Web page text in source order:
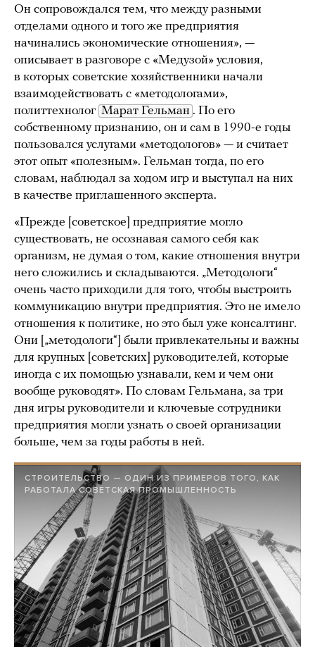
Он сопровождался тем, что между разными
отделами одного и того же предприятия
начинались экономические отношения», —
описывает в разговоре с «Медузой» условия,
в которых советские хозяйственники начали
взаимодействовать с «методологами»,
политтехнолог Марат Гельман . По его
собственному признанию, он и сам в 1990-е годы
пользовался услугами «методологов» — и считает
этот опыт «полезным». Гельман тогда, по его
словам, наблюдал за ходом игр и выступал на них
в качестве приглашенного эксперта.
«Прежде [советское] предприятие могло
существовать, не осознавая самого себя как
организм, не думая о том, какие отношения внутри
него сложились и складываются. „Методологи“
очень часто приходили для того, чтобы выстроить
коммуникацию внутри предприятия. Это не имело
отношения к политике, но это был уже консалтинг.
Они [„методологи“] были привлекательны и важны
для крупных [советских] руководителей, которые
иногда с их помощью узнавали, кем и чем они
вообще руководят». По словам Гельмана, за три
дня игры руководители и ключевые сотрудники
предприятия могли узнать о своей организации
больше, чем за годы работы в ней.
СТРОИТЕЛЬСТВО — ОДИН ИЗ ПРИМЕРОВ ТОГО, КАК
РАБОТАЛА СОВЕТСКАЯ ПРОМЫШЛЕННОСТЬ